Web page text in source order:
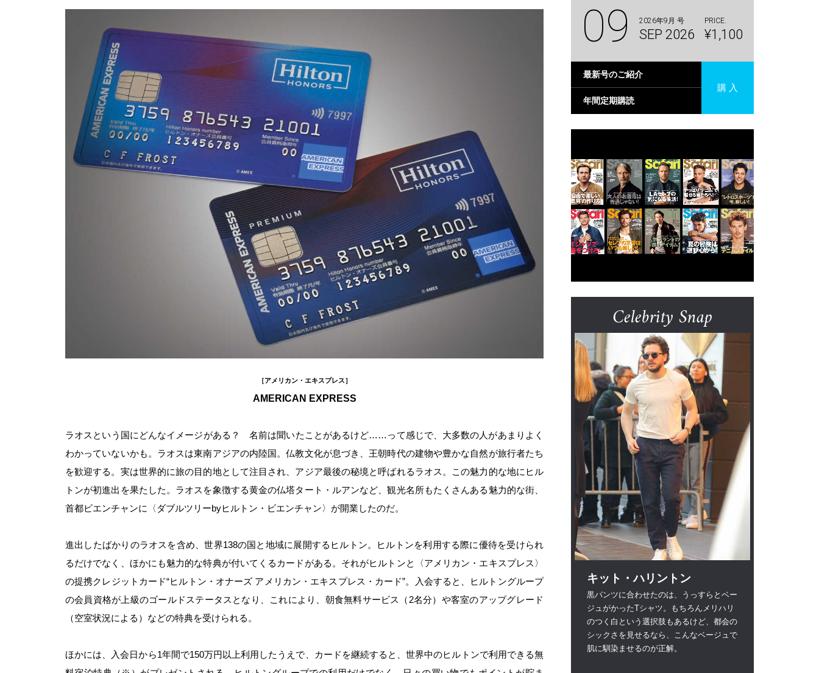
［アメリカン・エキスプレス］
AMERICAN EXPRESS
ラオスという国にどんなイメージがある？ 名前は聞いたことがあるけど……って感じで、大多数の人があまりよく
わかっていないかも。ラオスは東南アジアの内陸国。仏教文化が息づき、王朝時代の建物や豊かな自然が旅行者たち
を歓迎する。実は世界的に旅の目的地として注目され、アジア最後の秘境と呼ばれるラオス。この魅力的な地にヒル
トンが初進出を果たした。ラオスを象徴する黄金の仏塔タート・ルアンなど、観光名所もたくさんある魅力的な街、
首都ビエンチャンに〈ダブルツリーbyヒルトン・ビエンチャン〉が開業したのだ。
進出したばかりのラオスを含め、世界138の国と地域に展開するヒルトン。ヒルトンを利用する際に優待を受けられ
るだけでなく、ほかにも魅力的な特典が付いてくるカードがある。それがヒルトンと〈アメリカン・エキスプレス〉
の提携クレジットカード“ヒルトン・オナーズ アメリカン・エキスプレス・カード”。入会すると、ヒルトングループ
の会員資格が上級のゴールドステータスとなり、これにより、朝食無料サービス（2名分）や客室のアップグレード
（空室状況による）などの特典を受けられる。
ほかには、入会日から1年間で150万円以上利用したうえで、カードを継続すると、世界中のヒルトンで利用できる無
09 2026年9月 号
SEP 2026
PRICE.
¥1,100
最新号のご紹介
年間定期購読
購 入
Celebrity Snap
キット・ハリントン
黒パンツに合わせたのは、うっすらとベー
ジュがかったTシャツ。もちろんメリハリ
のつく白という選択肢もあるけど、都会の
シックさを見せるなら、こんなベージュで
肌に馴染ませるのが正解。